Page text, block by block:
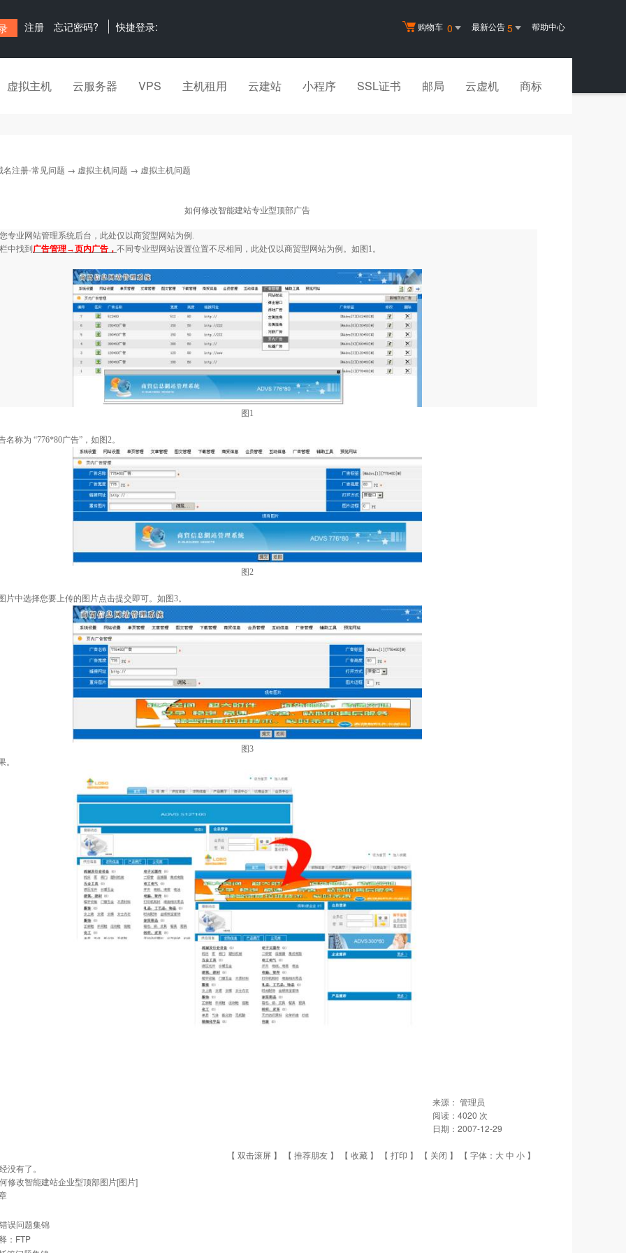
购物车 0 最新公告5 帮助中心
注册 忘记密码? 快捷登录:
虚拟主机 云服务器 VPS 主机租用 云建站 小程序 SSL证书 邮局 云虚机 商标
名注册-常见问题 → 虚拟主机问题 → 虚拟主机问题
如何修改智能建站专业型顶部广告
专业网站管理系统后台，此处仅以商贸型网站为例 .
中找到 广告管理→页内广告， 不同专业型网站设置位置不尽相同，此处仅以商贸型网站为例。如图 1。
图1
名称为 “776*80广告” ，如图2。
图2
片中选择您要上传的图片点击提交即可。如图3。
图3
。
来源： 管理员
阅读： 4020 次
日期： 2007-12-29
【 双击滚屏 】 【 推荐朋友 】 【 收藏 】 【 打印 】 【 关闭 】 【 字体： 大中 小 】
没有了。
修改智能建站企业型顶部图片[图片]
误问题集锦
：FTP